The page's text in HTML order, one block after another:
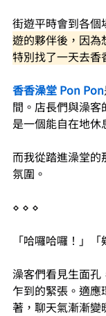
街遊平時會到各個
遊的夥伴後，因為
特別找了一天去香
香香澡堂 Pon Pon
間。店長們與澡
是一個能自在地休
而我從踏進澡堂
氛圍。
⋄ ⋄ ⋄
「哈囉哈囉！」
澡客們看見生面孔
乍到的緊張。適
著，聊天氣漸漸變